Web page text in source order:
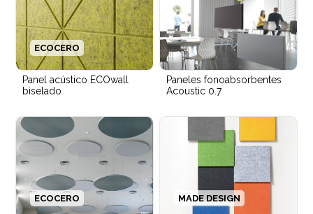
Panel acústico ECOwall
biselado
ECOCERO
Paneles fonoabsorbentes
Acoustic 0.7
ECOCERO MADE DESIGN